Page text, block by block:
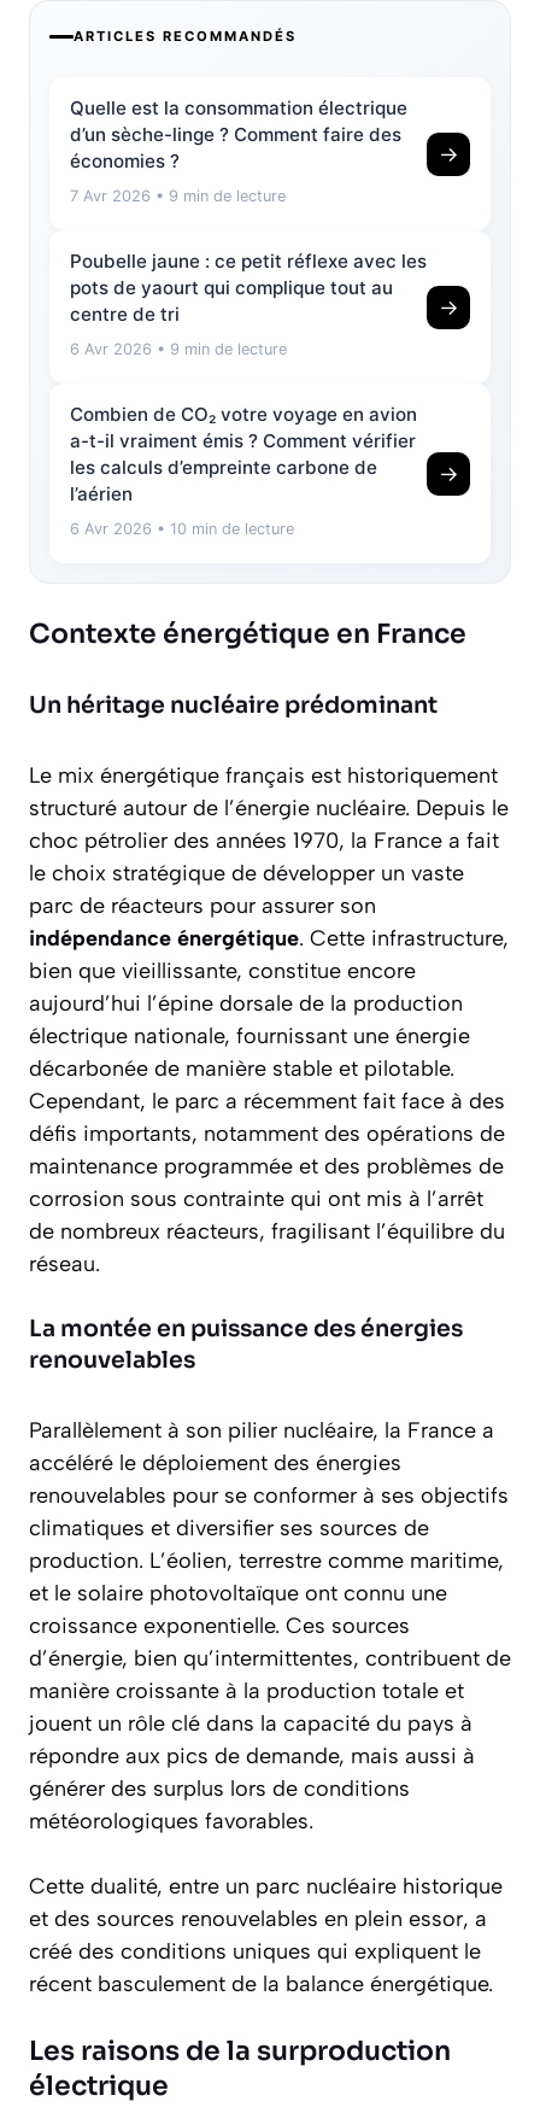
ARTICLES RECOMMANDÉS
Quelle est la consommation électrique
d’un sèche-linge ? Comment faire des
économies ?
7 Avr 2026 • 9 min de lecture
→
Poubelle jaune : ce petit réflexe avec les
pots de yaourt qui complique tout au
centre de tri
6 Avr 2026 • 9 min de lecture
→
Combien de CO₂ votre voyage en avion
a-t-il vraiment émis ? Comment vérifier
les calculs d’empreinte carbone de
l’aérien
6 Avr 2026 • 10 min de lecture
→
Contexte énergétique en France
Un héritage nucléaire prédominant
Le mix énergétique français est historiquement
structuré autour de l’énergie nucléaire. Depuis le
choc pétrolier des années 1970, la France a fait
le choix stratégique de développer un vaste
parc de réacteurs pour assurer son
indépendance énergétique. Cette infrastructure,
bien que vieillissante, constitue encore
aujourd’hui l’épine dorsale de la production
électrique nationale, fournissant une énergie
décarbonée de manière stable et pilotable.
Cependant, le parc a récemment fait face à des
défis importants, notamment des opérations de
maintenance programmée et des problèmes de
corrosion sous contrainte qui ont mis à l’arrêt
de nombreux réacteurs, fragilisant l’équilibre du
réseau.
La montée en puissance des énergies
renouvelables
Parallèlement à son pilier nucléaire, la France a
accéléré le déploiement des énergies
renouvelables pour se conformer à ses objectifs
climatiques et diversifier ses sources de
production. L’éolien, terrestre comme maritime,
et le solaire photovoltaïque ont connu une
croissance exponentielle. Ces sources
d’énergie, bien qu’intermittentes, contribuent de
manière croissante à la production totale et
jouent un rôle clé dans la capacité du pays à
répondre aux pics de demande, mais aussi à
générer des surplus lors de conditions
météorologiques favorables.
Cette dualité, entre un parc nucléaire historique
et des sources renouvelables en plein essor, a
créé des conditions uniques qui expliquent le
récent basculement de la balance énergétique.
Les raisons de la surproduction
électrique